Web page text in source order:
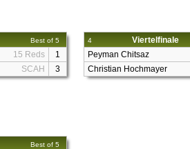
Best of 5
15 Reds
1
SCAH 3
4 Viertelfinale
Peyman Chitsaz
Christian Hochmayer
Best of 5